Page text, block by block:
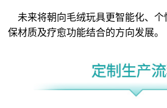
未来将朝向毛绒玩具更智能化、个
保材质及疗愈功能结合的方向发展。